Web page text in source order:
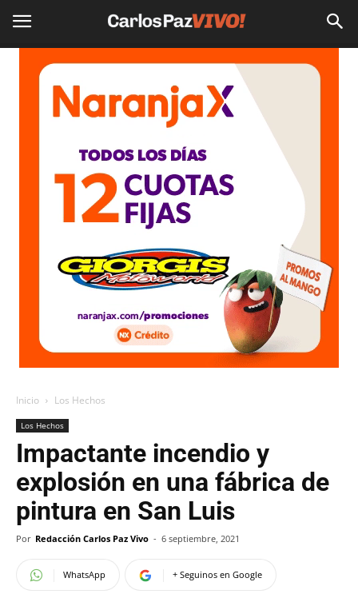
Inicio Los Hechos
Los Hechos
Impactante incendio y
explosión en una fábrica de
pintura en San Luis
Por Redacción Carlos Paz Vivo - 6 septiembre, 2021
WhatsApp + Seguinos en Google